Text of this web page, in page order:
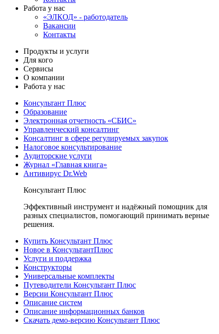
Работа у нас
«ЭЛКОД» - работодатель
Вакансии
Контакты
Продукты и услуги
Для кого
Сервисы
О компании
Работа у нас
Консультант Плюс
Образование
Электронная отчетность «СБИС»
Управленческий консалтинг
Консалтинг в сфере регулируемых закупок
Налоговое консультирование
Аудиторские услуги
Журнал «Главная книга»
Антивирус Dr.Web
Консультант Плюс
Эффективный инструмент и надёжный помощник для
разных специалистов, помогающий принимать верные
решения.
Купить Консультант Плюс
Новое в КонсультантПлюс
Услуги и поддержка
Конструкторы
Универсальные комплекты
Путеводители Консультант Плюс
Версии Консультант Плюс
Описание систем
Описание информационных банков
Скачать демо-версию Консультант Плюс